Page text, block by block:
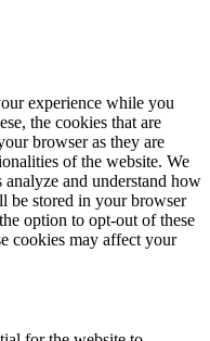
experience while you
the cookies that are
browser as they are
of the website. We
and understand how
be stored in your browser
option to opt-out of these
cookies may affect your